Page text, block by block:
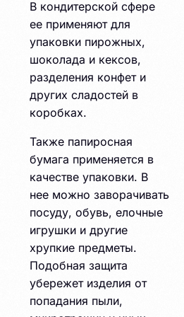
В кондитерской сфере
ее применяют для
упаковки пирожных,
шоколада и кексов,
разделения конфет и
других сладостей в
коробках.
Также папиросная
бумага применяется в
качестве упаковки. В
нее можно заворачивать
посуду, обувь, елочные
игрушки и другие
хрупкие предметы.
Подобная защита
убережет изделия от
попадания пыли,